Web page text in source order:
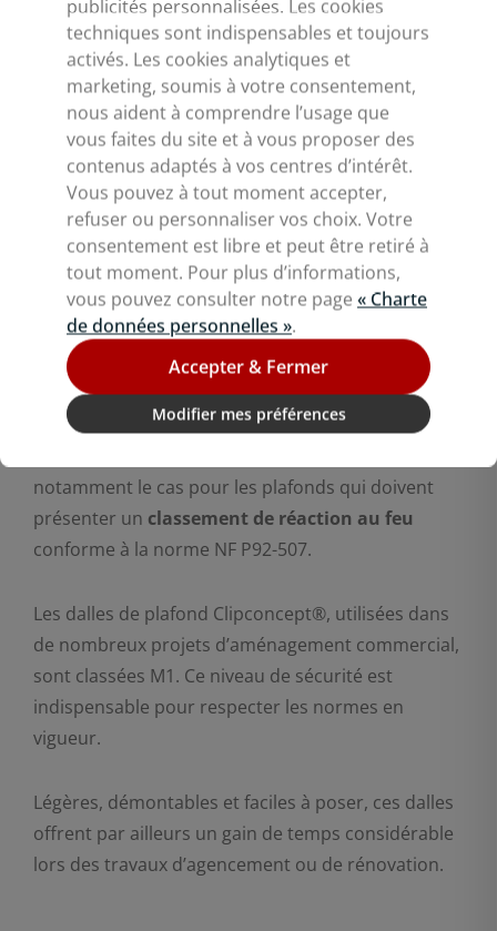
alors un outil d’agencement, capable de structurer
l’espace sans cloisonner et d’appuyerla narration
commerciale.
Réglementation et
solutions techniques :
un plafond conforme
et performant
Tout projet d’aménagement de magasin doit
intégrer les exigences réglementaires applicables
notamment le cas pour les plafonds qui doivent
présenter un classement de réaction au feu
conforme à la norme NF P92-507.
Les dalles de plafond Clipconcept®, utilisées dans
de nombreux projets d’aménagement commercial,
sont classées M1. Ce niveau de sécurité est
indispensable pour respecter les normes en
vigueur.
Légères, démontables et faciles à poser, ces dalles
offrent par ailleurs un gain de temps considérable
lors des travaux d’agencement ou de rénovation.
publicités personnalisées. Les cookies
techniques sont indispensables et toujours
activés. Les cookies analytiques et
marketing, soumis à votre consentement,
nous aident à comprendre l’usage que
vous faites du site et à vous proposer des
contenus adaptés à vos centres d’intérêt.
Vous pouvez à tout moment accepter,
refuser ou personnaliser vos choix. Votre
consentement est libre et peut être retiré à
tout moment. Pour plus d’informations,
vous pouvez consulter notre page « Charte
de données personnelles ».
Accepter & Fermer
Modifier mes préférences